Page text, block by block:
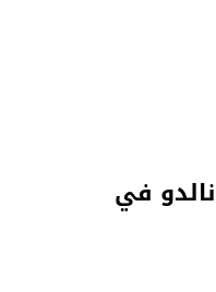
في